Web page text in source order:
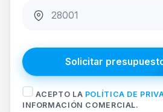
Solicitar
ACEPTO LA POLÍTICA DE
INFORMACIÓN COMERCIAL.